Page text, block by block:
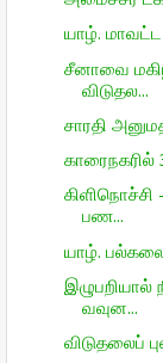
யாழ்.
சீனாவை
விடுதல...
சாரதி
பண...
யாழ்.
வவுன...
விடுதலைப்